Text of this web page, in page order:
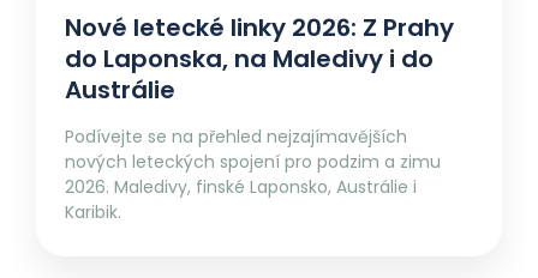
Nové letecké linky 2026: Z Prahy
do Laponska, na Maledivy i do
Austrálie
Podívejte se na přehled nejzajímavějších
nových leteckých spojení pro podzim a zimu
2026. Maledivy, finské Laponsko, Austrálie i
Karibik.